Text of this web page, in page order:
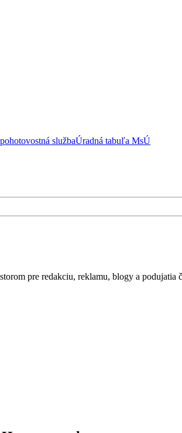
službaÚradná tabuľa MsÚ
pre redakciu, reklamu, blogy a podujatia